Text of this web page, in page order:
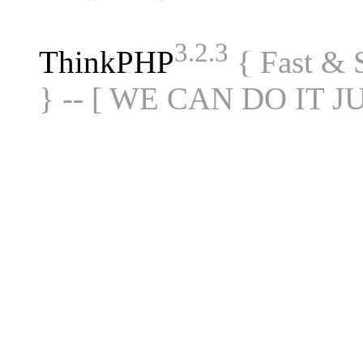
ThinkPHP3.2.3 { Fast &
} -- [ WE CAN DO IT